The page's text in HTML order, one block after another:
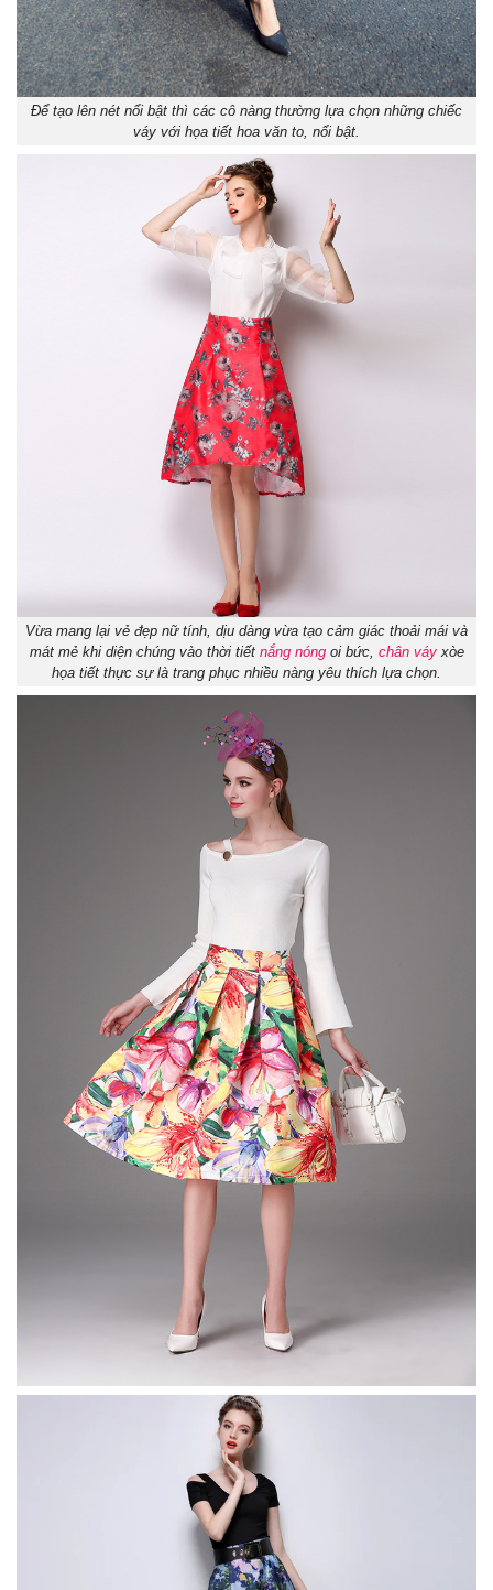
Để tạo lên nét nổi bật thì các cô nàng thường lựa chọn những chiếc
váy với họa tiết hoa văn to, nổi bật.
Vừa mang lại vẻ đẹp nữ tính, dịu dàng vừa tạo cảm giác thoải mái và
mát mẻ khi diện chúng vào thời tiết nắng nóngoi bức, chân váyxòe
họa tiết thực sự là trang phục nhiều nàng yêu thích lựa chọn.